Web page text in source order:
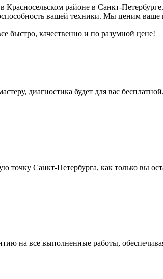
районе в Санкт-
вашей техники. Мы ценим
быстро, качественно и по разумной цене!
диагностика будет для вас бесплатной.
точку Санкт-Петербурга, как только вы
на все выполненные работы,